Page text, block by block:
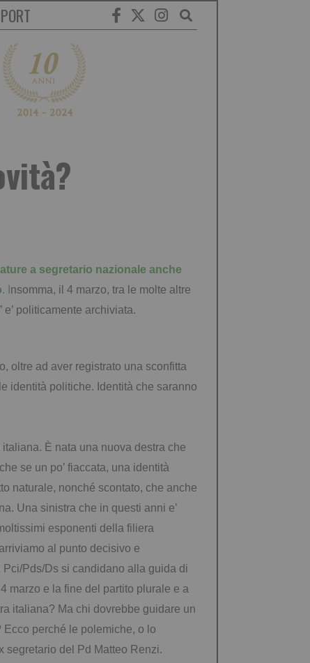
a segretario nazionale anche
. I nsomma, il 4 marzo, tra le molte altre
politicamente archiviata.
oltre ad aver registrato una sconfitta
identità politiche. Identità che saranno
italiana. È nata una nuova destra che
se un po’ fiaccata, una identità
naturale, nonché scontato, che anche
Una sinistra che in questi anni e’
esponenti della filiera
al punto decisivo e
Pds/Ds si candidano alla guida di
marzo e la fine del partito plurale e a
italiana? Ma chi dovrebbe guidare un
perché le polemiche, o lo
segretario del Pd Matteo Renzi.